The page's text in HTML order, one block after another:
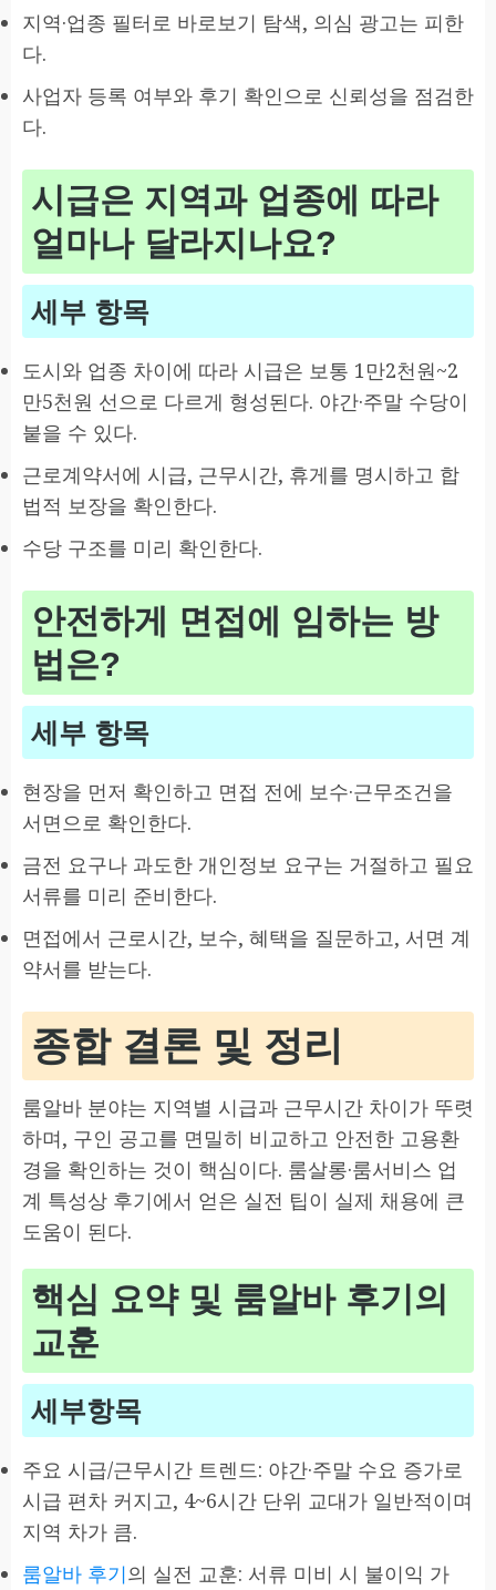
지역·업종 필터로 바로보기 탐색, 의심 광고는 피한
다.
사업자 등록 여부와 후기 확인으로 신뢰성을 점검한
다.
시급은 지역과 업종에 따라
얼마나 달라지나요?
세부 항목
도시와 업종 차이에 따라 시급은 보통 1만2천원~2
만5천원 선으로 다르게 형성된다. 야간·주말 수당이
붙을 수 있다.
근로계약서에 시급, 근무시간, 휴게를 명시하고 합
법적 보장을 확인한다.
수당 구조를 미리 확인한다.
안전하게 면접에 임하는 방
법은?
세부 항목
현장을 먼저 확인하고 면접 전에 보수·근무조건을
서면으로 확인한다.
금전 요구나 과도한 개인정보 요구는 거절하고 필요
서류를 미리 준비한다.
면접에서 근로시간, 보수, 혜택을 질문하고, 서면 계
약서를 받는다.
종합 결론 및 정리
룸알바 분야는 지역별 시급과 근무시간 차이가 뚜렷
하며, 구인 공고를 면밀히 비교하고 안전한 고용환
경을 확인하는 것이 핵심이다. 룸살롱·룸서비스 업
계 특성상 후기에서 얻은 실전 팁이 실제 채용에 큰
도움이 된다.
핵심 요약 및 룸알바 후기의
교훈
세부항목
주요 시급/근무시간 트렌드: 야간·주말 수요 증가로
시급 편차 커지고, 4~6시간 단위 교대가 일반적이며
지역 차가 큼.
룸알바 후기의 실전 교훈: 서류 미비 시 불이익 가